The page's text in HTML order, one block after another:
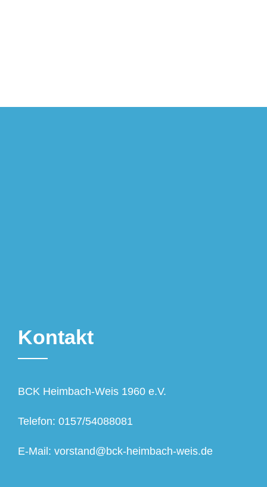
Kontakt
BCK Heimbach-Weis 1960 e.V.
Telefon: 0157/54088081
E-Mail: vorstand@bck-heimbach-weis.de